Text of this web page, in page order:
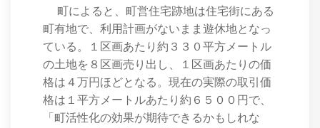
町によると、町営住宅跡地は住宅街にある
町有地で、利用計画がないまま遊休地となっ
ている。１区画あたり約３３０平方メートル
の土地を８区画売り出し、１区画あたりの価
格は４万円ほどとなる。現在の実際の取引価
格は１平方メートルあたり約６５００円で、
「町活性化の効果が期待できるかもしれな